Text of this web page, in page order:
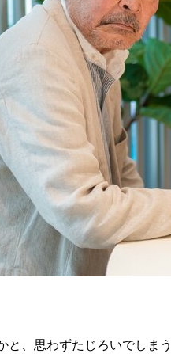
、思わずたじろいでしま